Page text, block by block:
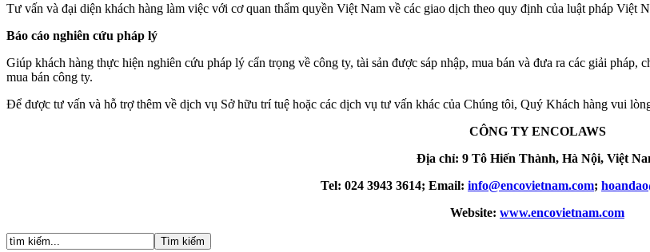
Tư vấn và đại diện khách hàng làm việc với cơ quan thẩm quyền Việt Nam về các giao dịch theo quy định của luật pháp Việt
Báo cáo nghiên cứu pháp lý
Giúp khách hàng thực hiện nghiên cứu pháp lý cẩn trọng về công ty, tài sản được sáp nhập, mua bán và đưa ra các giải
mua bán công ty.
Để được tư vấn và hỗ trợ thêm về dịch vụ Sở hữu trí tuệ hoặc các dịch vụ tư vấn khác của Chúng tôi, Quý Khách hàng vui
CÔNG TY ENCOLAWS
Địa chỉ: 9 Tô Hiến Thành, Hà Nội, Việt
Tel: 024 3943 3614; Email: info@encovietnam.com;
Website: www.encovietnam.com